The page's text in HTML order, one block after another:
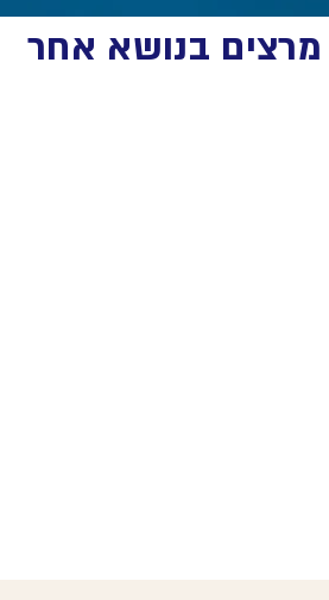
מרצים בנושא אחר